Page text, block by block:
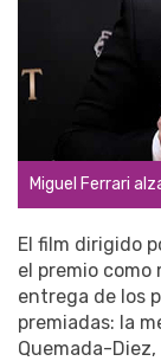
Miguel Ferrari
El film dirigido
el premio como
entrega de los
premiadas: la
Quemada-